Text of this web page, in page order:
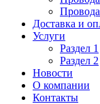
Доставка и
Услуги
Раздел 1
Раздел 2
Новости
О компании
Контакты